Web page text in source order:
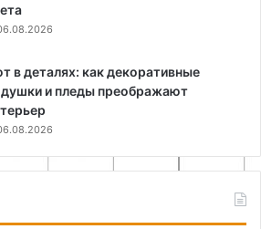
в деталях: как декоративные
и пледы преображают